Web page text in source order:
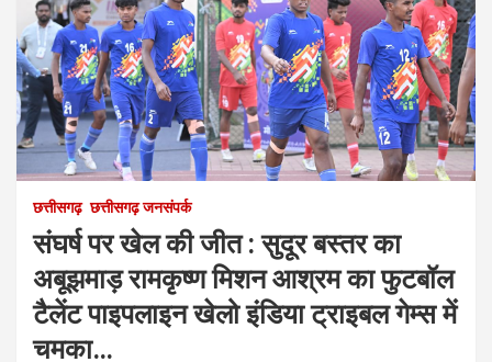
छत्तीसगढ़ छत्तीसगढ़ जनसंपर्क
संघर्ष पर खेल की जीत : सुदूर बस्तर का
अबूझमाड़ रामकृष्ण मिशन आश्रम का फुटबॉल
टैलेंट पाइपलाइन खेलो इंडिया ट्राइबल गेम्स में
चमका…